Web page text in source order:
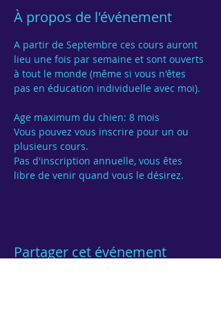
À propos de l'événement
A partir de Septembre ces cours auront
lieu une fois par semaine et sont ouverts
à tout le monde (même si vous n'êtes
pas en éducation individuelle avec moi).
Age maximum du chien: 8 mois
Vous pouvez vous inscrire pour un ou
Pas d'inscription annuelle, vous êtes
Partager cet événement